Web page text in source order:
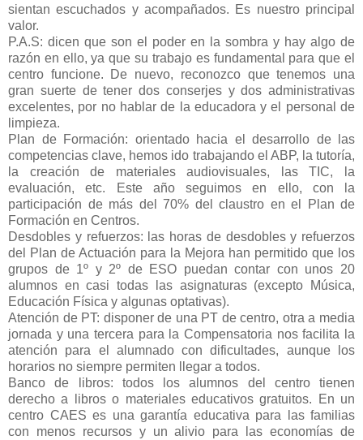
sientan escuchados y acompañados. Es nuestro principal
valor.
P.A.S: dicen que son el poder en la sombra y hay algo de
razón en ello, ya que su trabajo es fundamental para que el
centro funcione. De nuevo, reconozco que tenemos una
gran suerte de tener dos conserjes y dos administrativas
excelentes, por no hablar de la educadora y el personal de
limpieza.
Plan de Formación: orientado hacia el desarrollo de las
competencias clave, hemos ido trabajando el ABP, la tutoría,
la creación de materiales audiovisuales, las TIC, la
evaluación, etc. Este año seguimos en ello, con la
participación de más del 70% del claustro en el Plan de
Formación en Centros.
Desdobles y refuerzos: las horas de desdobles y refuerzos
del Plan de Actuación para la Mejora han permitido que los
grupos de 1º y 2º de ESO puedan contar con unos 20
alumnos en casi todas las asignaturas (excepto Música,
Educación Física y algunas optativas).
Atención de PT: disponer de una PT de centro, otra a media
jornada y una tercera para la Compensatoria nos facilita la
atención para el alumnado con dificultades, aunque los
horarios no siempre permiten llegar a todos.
Banco de libros: todos los alumnos del centro tienen
derecho a libros o materiales educativos gratuitos. En un
centro CAES es una garantía educativa para las familias
con menos recursos y un alivio para las economías de